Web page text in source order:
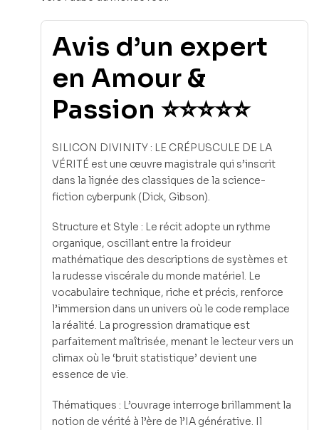
Avis d’un expert
en Amour &
Passion ⭐⭐⭐⭐⭐
SILICON DIVINITY : LE CRÉPUSCULE DE LA
VÉRITÉ est une œuvre magistrale qui s’inscrit
dans la lignée des classiques de la science-
fiction cyberpunk (Dick, Gibson).
Structure et Style : Le récit adopte un rythme
organique, oscillant entre la froideur
mathématique des descriptions de systèmes et
la rudesse viscérale du monde matériel. Le
vocabulaire technique, riche et précis, renforce
l’immersion dans un univers où le code remplace
la réalité. La progression dramatique est
parfaitement maîtrisée, menant le lecteur vers un
climax où le ‘bruit statistique’ devient une
essence de vie.
Thématiques : L’ouvrage interroge brillamment la
notion de vérité à l’ère de l’IA générative. Il